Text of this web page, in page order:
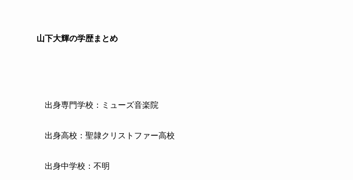
山下大輝の学歴まとめ
出身専門学校：ミューズ音楽院
出身高校：聖隷クリストファー高校
出身中学校：不明